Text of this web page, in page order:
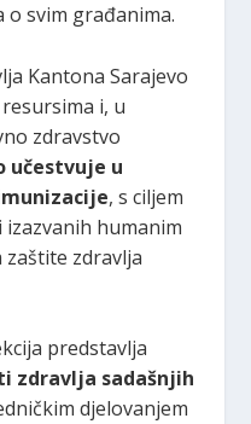
o svim građanima.
Kantona Sarajevo
i, u
zdravstvo
učestvuje u
, s ciljem
humanim
zdravlja
predstavlja
zdravlja sadašnjih
djelovanjem